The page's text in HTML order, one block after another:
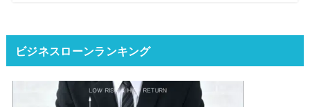
ビジネスローンランキング